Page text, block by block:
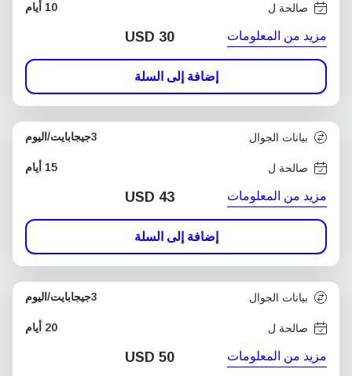
صالحة ل 10 أيام
مزيد من المعلومات USD 30
إضافة إلى السلة
بيانات الجوال 3جيجابايت/اليوم
صالحة ل 15 أيام
مزيد من المعلومات USD 43
إضافة إلى السلة
بيانات الجوال 3جيجابايت/اليوم
صالحة ل 20 أيام
مزيد من المعلومات USD 50